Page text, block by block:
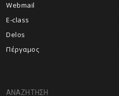
Webmail
E-class
Delos
Πέργαμος